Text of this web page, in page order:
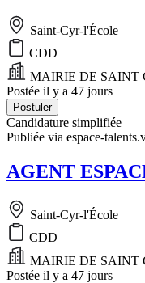
Saint-Cyr-l'École
CDD
MAIRIE DE SAINT
Postée il y a 47 jours
Postuler
Candidature simplifiée
Publiée via espace-
AGENT
Saint-Cyr-l'École
CDD
MAIRIE DE SAINT
Postée il y a 47 jours